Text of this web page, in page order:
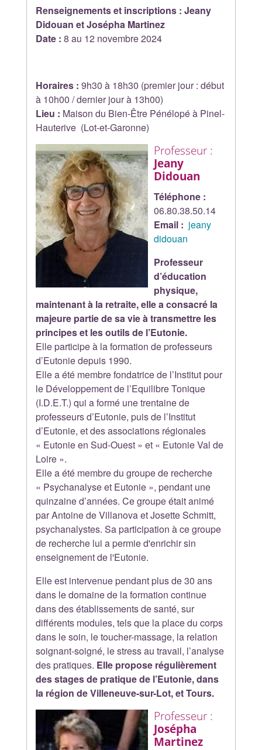
Renseignements et inscriptions : Jeany
Didouan et Josépha Martinez
Date : 8 au 12 novembre 2024
Horaires : 9h30 à 18h30 (premier jour : début
à 10h00 / dernier jour à 13h00)
Lieu : Maison du Bien-Être Pénélopé à Pinel-
Hauterive (Lot-et-Garonne)
Professeur :
Jeany
Didouan
Téléphone :
06.80.38.50.14
Email : jeany
didouan
Professeur
d’éducation
physique,
maintenant à la retraite, elle a consacré la
majeure partie de sa vie à transmettre les
principes et les outils de l’Eutonie.
Elle participe à la formation de professeurs
d’Eutonie depuis 1990.
Elle a été membre fondatrice de l’Institut pour
le Développement de l’Equilibre Tonique
(I.D.E.T.) qui a formé une trentaine de
professeurs d’Eutonie, puis de l’Institut
d’Eutonie, et des associations régionales
« Eutonie en Sud-Ouest » et « Eutonie Val de
Loire ».
Elle a été membre du groupe de recherche
« Psychanalyse et Eutonie », pendant une
quinzaine d’années. Ce groupe était animé
par Antoine de Villanova et Josette Schmitt,
psychanalystes. Sa participation à ce groupe
de recherche lui a permie d'enrichir sin
enseignement de l'Eutonie.
Elle est intervenue pendant plus de 30 ans
dans le domaine de la formation continue
dans des établissements de santé, sur
différents modules, tels que la place du corps
dans le soin, le toucher-massage, la relation
soignant-soigné, le stress au travail, l’analyse
des pratiques. Elle propose régulièrement
des stages de pratique de l’Eutonie, dans
la région de Villeneuve-sur-Lot, et Tours.
Professeur :
Josépha
Martinez